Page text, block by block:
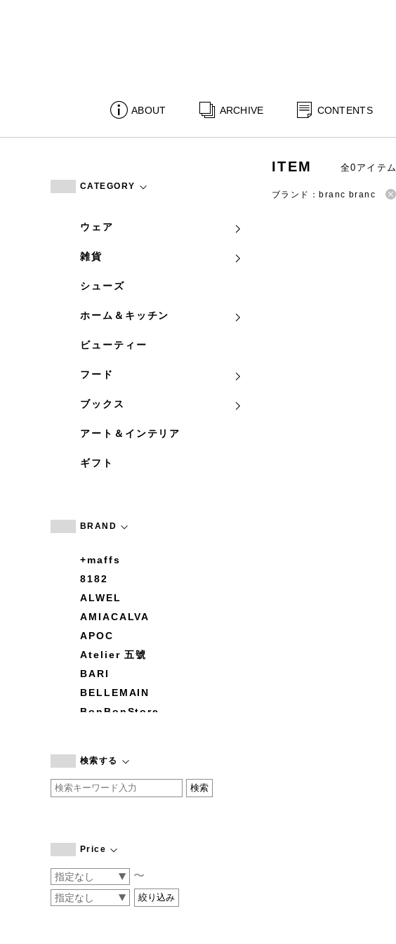
ABOUT ARCHIVE CONTENTS
CATEGORY
ウェア
雑貨
シューズ
ホーム＆キッチン
ビューティー
フード
ブックス
アート＆インテリア
ギフト
BRAND
+maffs
8182
ALWEL
AMIACALVA
APOC
Atelier 五號
BARI
BELLEMAIN
BonBonStore
by basics
CATWORTH
COGTHEBIGSMOKE
CONVERSE
DEAN & DELUCA
検索する
Price
〜
ITEM 全0アイテム
ブランド：branc branc